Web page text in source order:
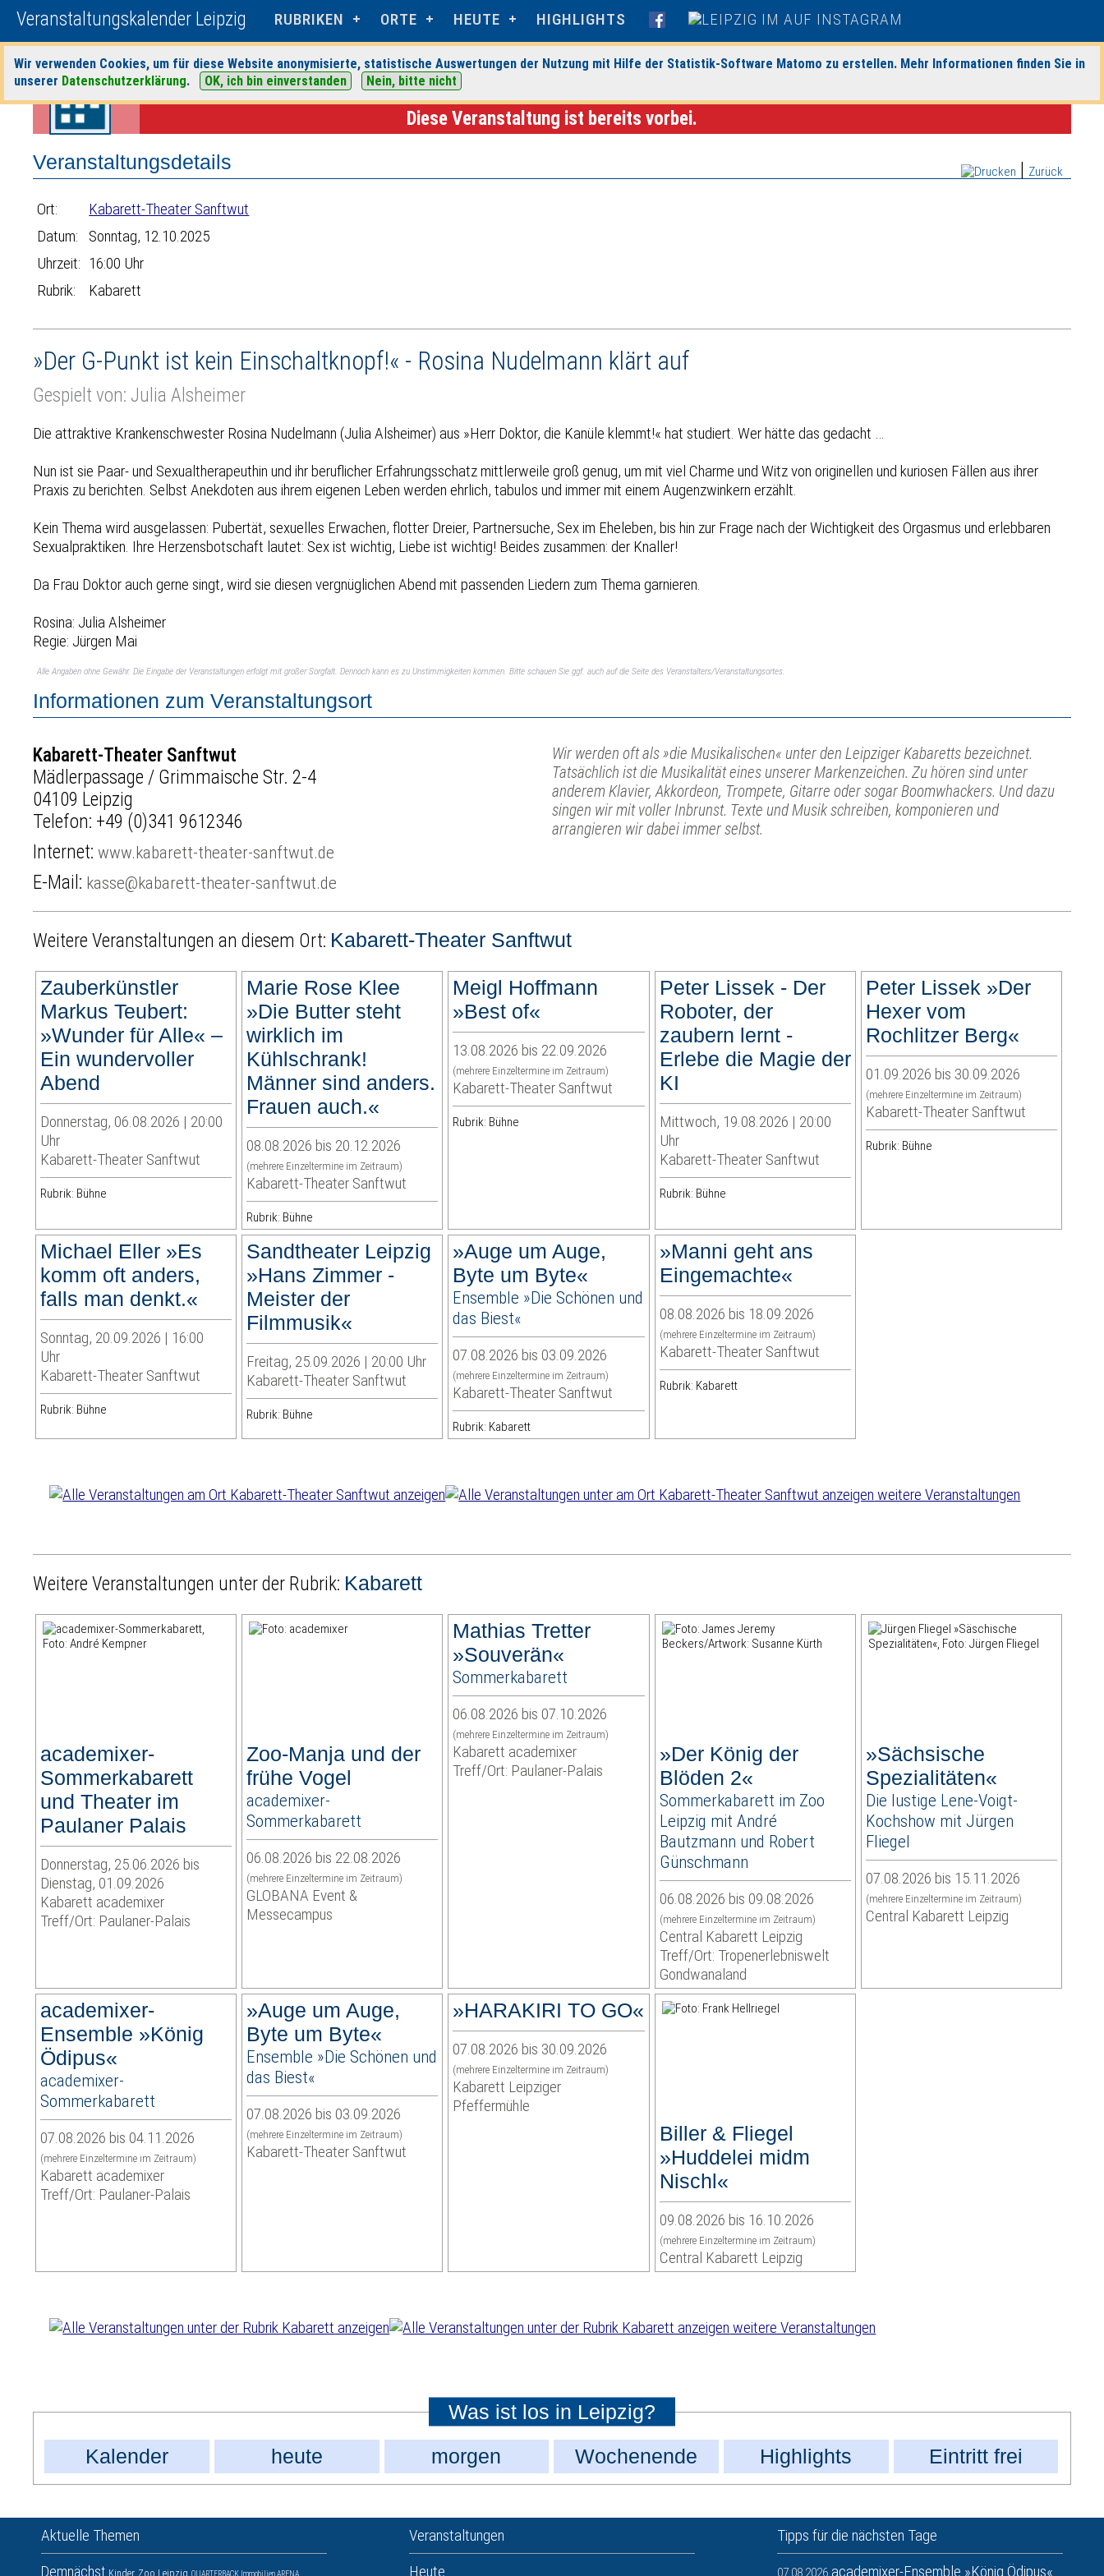
Veranstaltungskalender Leipzig RUBRIKEN ORTE HEUTE HIGHLIGHTS
Wir verwenden Cookies, um für diese Website anonymisierte, statistische Auswertungen der Nutzung mit Hilfe der Statistik-Software Matomo zu erstellen. Mehr Informationen finden Sie in
unserer Datenschutzerklärung. OK, ich bin einverstanden Nein, bitte nicht
Startseite>Veranstaltungen>Suche> Kabarett>Kabarett-Theater Sanftwut> Veranstaltungsdetails
Diese Veranstaltung ist bereits vorbei.
Zurück
Veranstaltungsdetails
Ort:
Kabarett-Theater Sanftwut
Datum:
Sonntag, 12.10.2025
Uhrzeit: 16:00 Uhr
Rubrik:
Kabarett
»Der G-Punkt ist kein Einschaltknopf!« - Rosina Nudelmann klärt auf
Gespielt von: Julia Alsheimer
Die attraktive Krankenschwester Rosina Nudelmann (Julia Alsheimer) aus »Herr Doktor, die Kanüle klemmt!« hat studiert. Wer hätte das gedacht …
Nun ist sie Paar- und Sexualtherapeuthin und ihr beruflicher Erfahrungsschatz mittlerweile groß genug, um mit viel Charme und Witz von originellen und kuriosen Fällen aus ihrer
Praxis zu berichten. Selbst Anekdoten aus ihrem eigenen Leben werden ehrlich, tabulos und immer mit einem Augenzwinkern erzählt.
Kein Thema wird ausgelassen: Pubertät, sexuelles Erwachen, flotter Dreier, Partnersuche, Sex im Eheleben, bis hin zur Frage nach der Wichtigkeit des Orgasmus und erlebbaren
Sexualpraktiken. Ihre Herzensbotschaft lautet: Sex ist wichtig, Liebe ist wichtig! Beides zusammen: der Knaller!
Da Frau Doktor auch gerne singt, wird sie diesen vergnüglichen Abend mit passenden Liedern zum Thema garnieren.
Rosina: Julia Alsheimer
Regie: Jürgen Mai
Alle Angaben ohne Gewähr. Die Eingabe der Veranstaltungen erfolgt mit großer Sorgfalt. Dennoch kann es zu Unstimmigkeiten kommen. Bitte schauen Sie ggf. auch auf die Seite des Veranstalters/Veranstaltungsortes.
Informationen zum Veranstaltungsort
Kabarett-Theater Sanftwut
Mädlerpassage / Grimmaische Str. 2-4
04109 Leipzig
Telefon: +49 (0)341 9612346
Internet:www.kabarett-theater-sanftwut.de
E-Mail: kasse@kabarett-theater-sanftwut.de
Wir werden oft als »die Musikalischen« unter den Leipziger Kabaretts bezeichnet.
Tatsächlich ist die Musikalität eines unserer Markenzeichen. Zu hören sind unter
anderem Klavier, Akkordeon, Trompete, Gitarre oder sogar Boomwhackers. Und dazu
singen wir mit voller Inbrunst. Texte und Musik schreiben, komponieren und
arrangieren wir dabei immer selbst.
Weitere Veranstaltungen an diesem Ort: Kabarett-Theater Sanftwut
Zauberkünstler
Markus Teubert:
»Wunder für Alle« –
Ein wundervoller
Abend
Donnerstag, 06.08.2026 | 20:00
Uhr
Kabarett-Theater Sanftwut
Rubrik: Bühne
Marie Rose Klee
»Die Butter steht
wirklich im
Kühlschrank!
Männer sind anders.
Frauen auch.«
08.08.2026 bis 20.12.2026
(mehrere Einzeltermine im Zeitraum)
Kabarett-Theater Sanftwut
Rubrik: Bühne
Meigl Hoffmann
»Best of«
13.08.2026 bis 22.09.2026
(mehrere Einzeltermine im Zeitraum)
Kabarett-Theater Sanftwut
Rubrik: Bühne
Peter Lissek - Der
Roboter, der
zaubern lernt -
Erlebe die Magie der
KI
Mittwoch, 19.08.2026 | 20:00
Uhr
Kabarett-Theater Sanftwut
Rubrik: Bühne
Peter Lissek »Der
Hexer vom
Rochlitzer Berg«
01.09.2026 bis 30.09.2026
(mehrere Einzeltermine im Zeitraum)
Kabarett-Theater Sanftwut
Rubrik: Bühne
Michael Eller »Es
komm oft anders,
falls man denkt.«
Sonntag, 20.09.2026 | 16:00
Uhr
Kabarett-Theater Sanftwut
Rubrik: Bühne
Sandtheater Leipzig
»Hans Zimmer -
Meister der
Filmmusik«
Freitag, 25.09.2026 | 20:00 Uhr
Kabarett-Theater Sanftwut
Rubrik: Bühne
»Auge um Auge,
Byte um Byte«
Ensemble »Die Schönen und
das Biest«
07.08.2026 bis 03.09.2026
(mehrere Einzeltermine im Zeitraum)
Kabarett-Theater Sanftwut
Rubrik: Kabarett
»Manni geht ans
Eingemachte«
08.08.2026 bis 18.09.2026
(mehrere Einzeltermine im Zeitraum)
Kabarett-Theater Sanftwut
Rubrik: Kabarett
weitere Veranstaltungen
Weitere Veranstaltungen unter der Rubrik: Kabarett
academixer-
Sommerkabarett
und Theater im
Paulaner Palais
Donnerstag, 25.06.2026 bis
Dienstag, 01.09.2026
Kabarett academixer
Treff/Ort: Paulaner-Palais
Zoo-Manja und der
frühe Vogel
academixer-
Sommerkabarett
06.08.2026 bis 22.08.2026
(mehrere Einzeltermine im Zeitraum)
GLOBANA Event &
Messecampus
Mathias Tretter
»Souverän«
Sommerkabarett
06.08.2026 bis 07.10.2026
(mehrere Einzeltermine im Zeitraum)
Kabarett academixer
Treff/Ort: Paulaner-Palais
»Der König der
Blöden 2«
Sommerkabarett im Zoo
Leipzig mit André
Bautzmann und Robert
Günschmann
06.08.2026 bis 09.08.2026
(mehrere Einzeltermine im Zeitraum)
Central Kabarett Leipzig
Treff/Ort: Tropenerlebniswelt
Gondwanaland
»Sächsische
Spezialitäten«
Die lustige Lene-Voigt-
Kochshow mit Jürgen
Fliegel
07.08.2026 bis 15.11.2026
(mehrere Einzeltermine im Zeitraum)
Central Kabarett Leipzig
academixer-
Ensemble »König
Ödipus«
academixer-
Sommerkabarett
07.08.2026 bis 04.11.2026
(mehrere Einzeltermine im Zeitraum)
Kabarett academixer
Treff/Ort: Paulaner-Palais
»Auge um Auge,
Byte um Byte«
Ensemble »Die Schönen und
das Biest«
07.08.2026 bis 03.09.2026
(mehrere Einzeltermine im Zeitraum)
Kabarett-Theater Sanftwut
»HARAKIRI TO GO«
07.08.2026 bis 30.09.2026
(mehrere Einzeltermine im Zeitraum)
Kabarett Leipziger
Pfeffermühle
Biller & Fliegel
»Huddelei midm
Nischl«
09.08.2026 bis 16.10.2026
(mehrere Einzeltermine im Zeitraum)
Central Kabarett Leipzig
weitere Veranstaltungen
Was ist los in Leipzig?
Kalender
heute morgen Wochenende Highlights Eintritt frei
Aktuelle Themen
Demnächst QUARTERBACK Immobilien ARENA
Veranstaltungen
Heute
Tipps für die nächsten Tage
07.08.2026 academixer-Ensemble »König Ödipus«